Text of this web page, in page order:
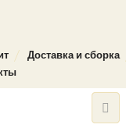
Доставка и сборка